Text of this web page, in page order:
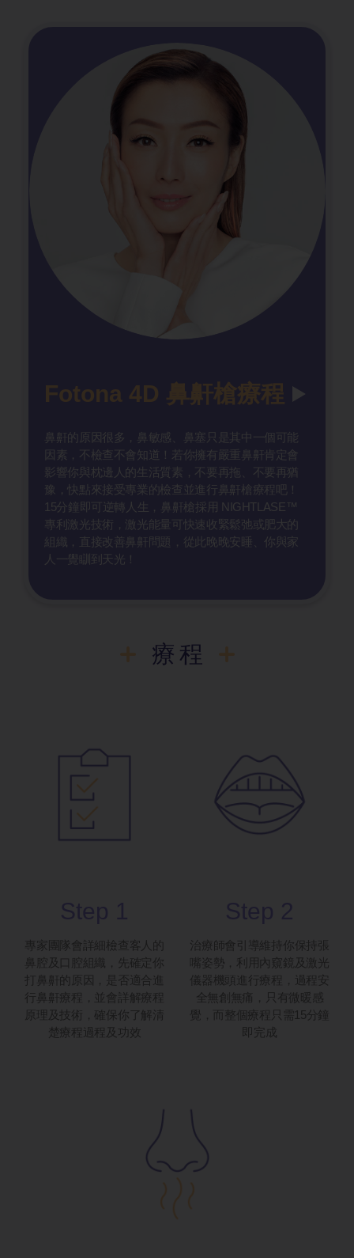
Fotona 4D 鼻鼾槍療程
鼻鼾的原因很多，鼻敏感、鼻塞只是其中一個可能
因素，不檢查不會知道！若你擁有嚴重鼻鼾肯定會
影響你與枕邊人的生活質素，不要再拖、不要再猶
豫，快點來接受專業的檢查並進行鼻鼾槍療程吧！
15分鐘即可逆轉人生，鼻鼾槍採用 NIGHTLASE™
專利激光技術，激光能量可快速收緊鬆弛或肥大的
組織，直接改善鼻鼾問題，從此晚晚安睡、你與家
人一覺瞓到天光！
療程
專家團隊會詳細檢查客人的
鼻腔及口腔組織，先確定你
打鼻鼾的原因，是否適合進
行鼻鼾療程，並會詳解療程
原理及技術，確保你了解清
楚療程過程及功效
治療師會引導維持你保持張
嘴姿勢，利用內窺鏡及激光
儀器機頭進行療程，過程安
全無創無痛，只有微暖感
覺，而整個療程只需15分鐘
即完成